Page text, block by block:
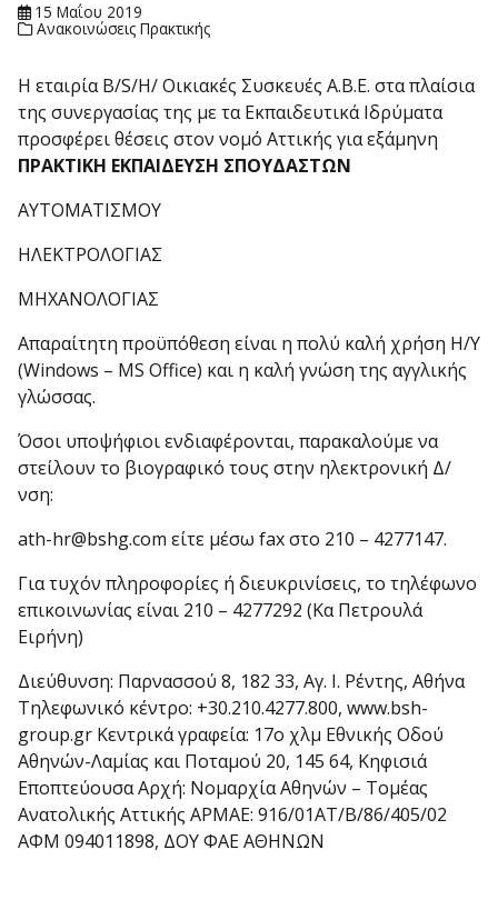
15 Μαΐου 2019
Ανακοινώσεις Πρακτικής
Η εταιρία B/S/H/ Οικιακές Συσκευές Α.Β.Ε. στα πλαίσια
της συνεργασίας της με τα Εκπαιδευτικά Ιδρύματα
προσφέρει θέσεις στον νομό Αττικής για εξάμηνη
ΠΡΑΚΤΙΚΗ ΕΚΠΑΙΔΕΥΣΗ ΣΠΟΥΔΑΣΤΩΝ
ΑΥΤΟΜΑΤΙΣΜΟΥ
ΗΛΕΚΤΡΟΛΟΓΙΑΣ
ΜΗΧΑΝΟΛΟΓΙΑΣ
Απαραίτητη προϋπόθεση είναι η πολύ καλή χρήση Η/Υ
(Windows – MS Office) και η καλή γνώση της αγγλικής
γλώσσας.
Όσοι υποψήφιοι ενδιαφέρονται, παρακαλούμε να
στείλουν το βιογραφικό τους στην ηλεκτρονική Δ/
νση:
ath-hr@bshg.com είτε μέσω fax στο 210 – 4277147.
Για τυχόν πληροφορίες ή διευκρινίσεις, το τηλέφωνο
επικοινωνίας είναι 210 – 4277292 (Κα Πετρουλά
Ειρήνη)
Διεύθυνση: Παρνασσού 8, 182 33, Αγ. Ι. Ρέντης, Αθήνα
Τηλεφωνικό κέντρο: +30.210.4277.800, www.bsh-
group.gr Κεντρικά γραφεία: 17ο χλμ Εθνικής Οδού
Αθηνών-Λαμίας και Ποταμού 20, 145 64, Κηφισιά
Εποπτεύουσα Αρχή: Νομαρχία Αθηνών – Τομέας
Ανατολικής Αττικής APMAE: 916/01AT/B/86/405/02
ΑΦΜ 094011898, ΔOY ΦΑΕ ΑΘΗΝΩΝ